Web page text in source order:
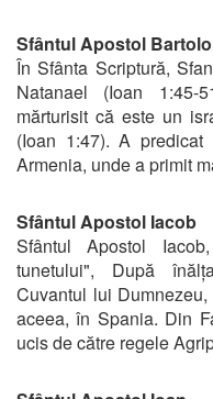
Sfântul Apostol
În Sfânta Scriptură,
Natanael (Ioan 1:45-
mărturisit că este un
(Ioan 1:47). A
Armenia, unde a primit
Sfântul Apostol Iacob
Sfântul Apostol
tunetului", După
Cuvantul lui
aceea, în Spania. Din
ucis de către regele